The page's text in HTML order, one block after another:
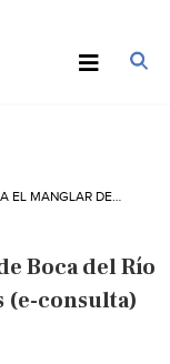
Boca del Río
(e-consulta)